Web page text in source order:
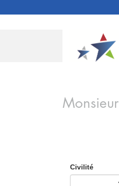
Monsieur
Civilité